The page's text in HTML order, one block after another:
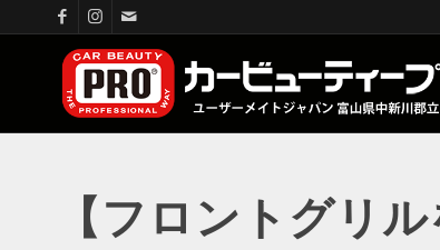
【フロントグリ